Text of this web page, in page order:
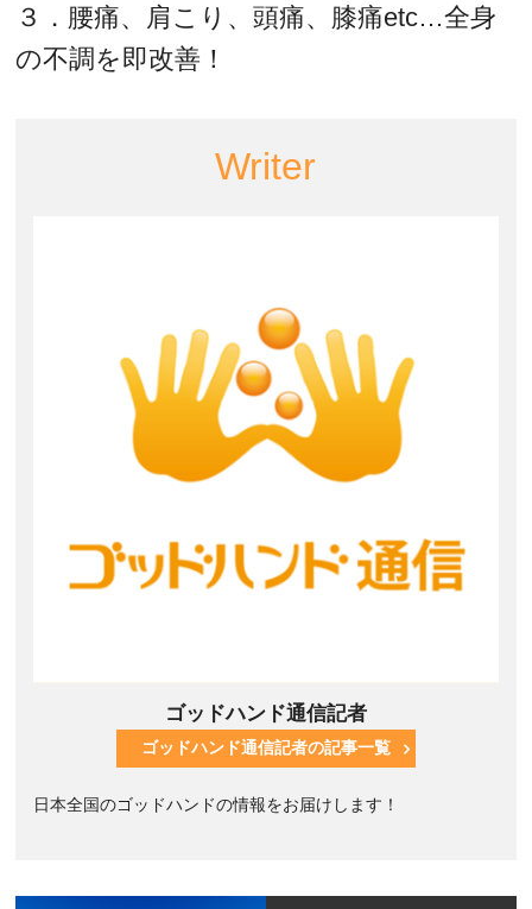
３．腰痛、肩こり、頭痛、膝痛etc…全身
の不調を即改善！
Writer
ゴッドハンド通信記者
ゴッドハンド通信記者の記事一覧
日本全国のゴッドハンドの情報をお届けします！